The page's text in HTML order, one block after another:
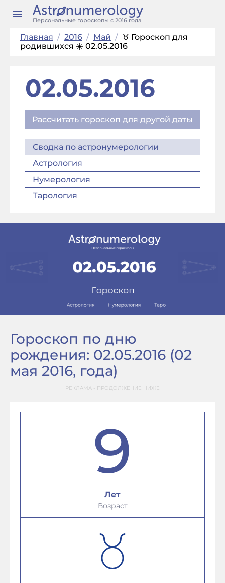
Персональные гороскопы с 2016 года
Главная / 2016 / Май / ♉ Гороскоп для
родившихся ☀️ 02.05.2016
02.05.2016
Рассчитать гороскоп для другой даты
Сводка по астронумерологии
Астрология
Нумерология
Тарология
Гороскоп по дню
рождения: 02.05.2016 (02
мая 2016, года)
РЕКЛАМА - ПРОДОЛЖЕНИЕ НИЖЕ
9
Лет
Возраст